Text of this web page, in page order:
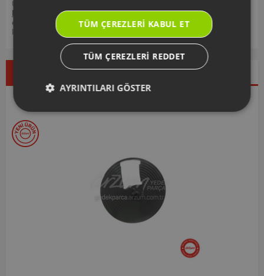
Ürününüz ile ilgili kullanım kılavuzu ve kullanım detayları için
https://destek.arzum.com.tr/Arzum Destek Sitemizi ziyaret
edebilir, ürünlerinizi ekleyip, yedek parça ve garanti bilgilerine
kolayca erişebilirsiniz.
İndirimdekiler Yeni Ürünler
TÜM ÇEREZLERI KABUL ET
TÜM ÇEREZLERI REDDET
AYRINTILARI GÖSTER